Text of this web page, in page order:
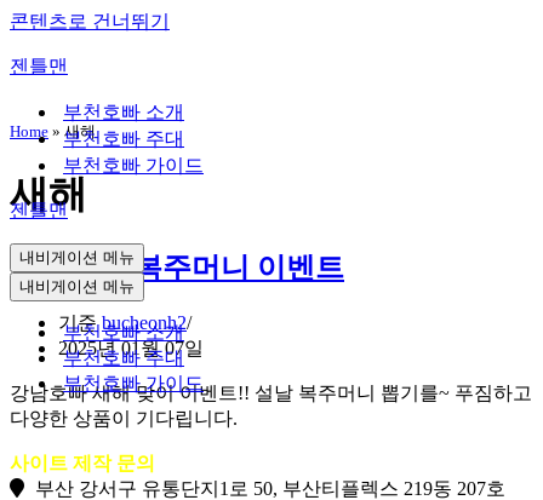
콘텐츠로 건너뛰기
젠틀맨
부천호빠 소개
부천호빠 주대
부천호빠 가이드
젠틀맨
내비게이션 메뉴
내비게이션 메뉴
부천호빠 소개
부천호빠 주대
부천호빠 가이드
Home » 새해
새해
강남호빠 복주머니 이벤트
기준bucheonh2
2025년 01월 07일
강남호빠 새해 맞이 이벤트!! 설날 복주머니 뽑기를~ 푸짐하고
다양한 상품이 기다립니다.
사이트 제작 문의
부산 강서구 유통단지1로 50, 부산티플렉스 219동 207호